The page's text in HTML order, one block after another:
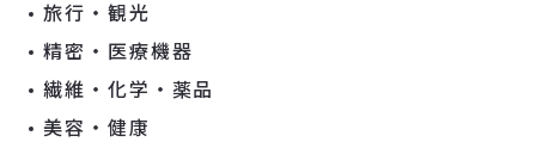
旅行・観光
精密・医療機器
繊維・化学・薬品
美容・健康